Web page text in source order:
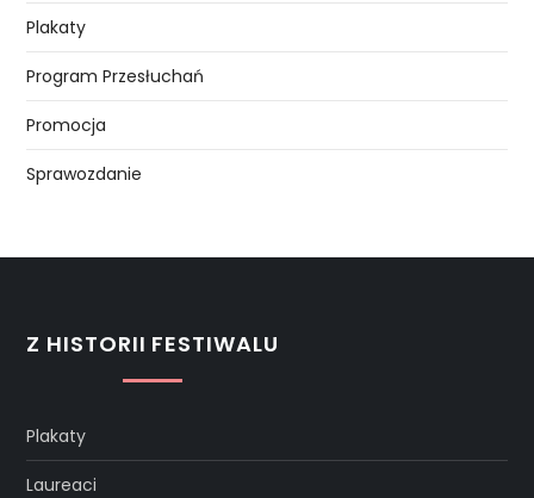
Plakaty
Program Przesłuchań
Promocja
Sprawozdanie
Z HISTORII FESTIWALU
Plakaty
Laureaci